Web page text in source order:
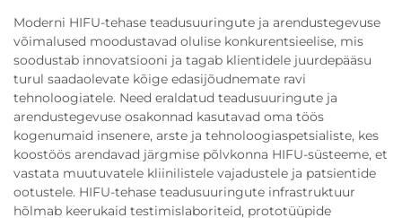
Moderni HIFU-tehase teadusuuringute ja arendustegevuse
võimalused moodustavad olulise konkurentsieelise, mis
soodustab innovatsiooni ja tagab klientidele juurdepääsu
turul saadaolevate kõige edasijõudnemate ravi
tehnoloogiatele. Need eraldatud teadusuuringute ja
arendustegevuse osakonnad kasutavad oma töös
kogenumaid insenere, arste ja tehnoloogiaspetsialiste, kes
koostöös arendavad järgmise põlvkonna HIFU-süsteeme, et
vastata muutuvatele kliinilistele vajadustele ja patsientide
ootustele. HIFU-tehase teadusuuringute infrastruktuur
hõlmab keerukaid testimislaboriteid, prototüüpide